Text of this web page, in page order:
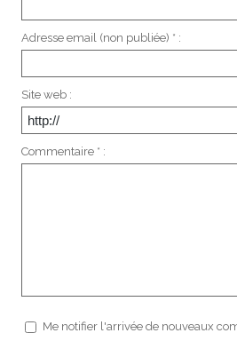
Adresse email (non publiée) * :
Site web :
Commentaire * :
Me notifier l'arrivée de nouveaux